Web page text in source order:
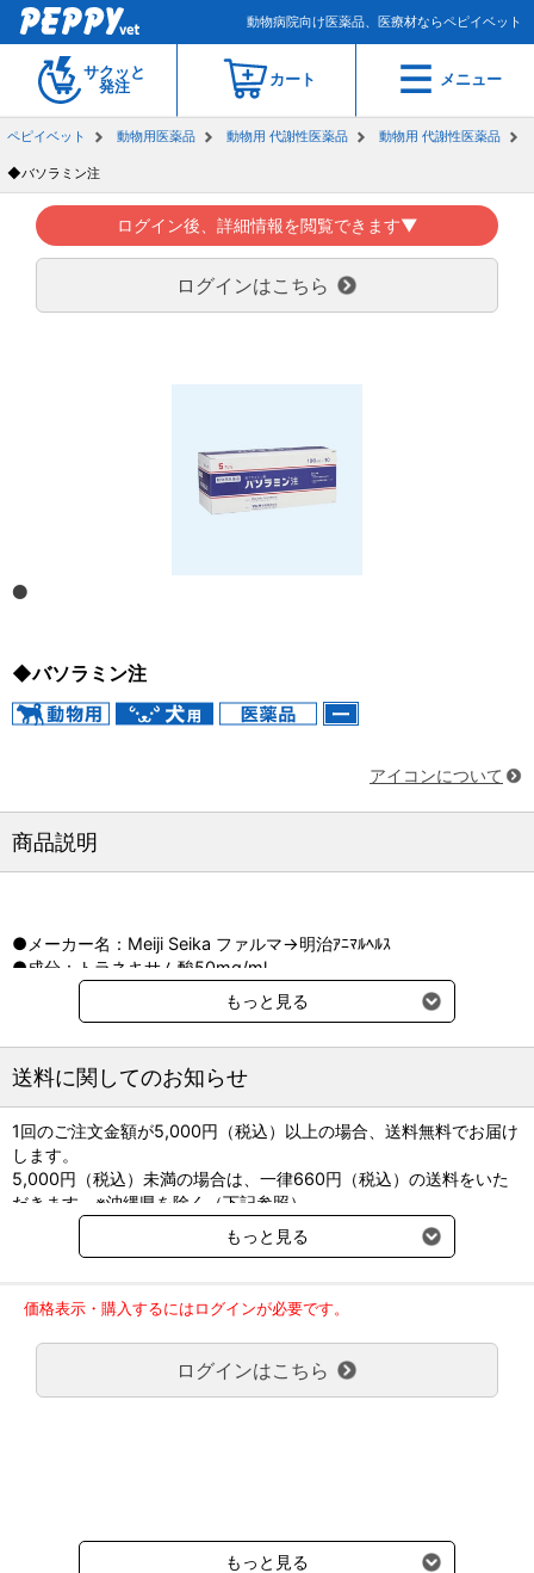
動物病院向け医薬品、医療材ならペピイベット
サクッと
発注
カート メニュー
ペピイベット 動物用医薬品 動物用 代謝性医薬品 動物用 代謝性医薬品
◆バソラミン注
ログイン後、詳細情報を閲覧できます▼
ログインはこちら
◆バソラミン注
アイコンについて
商品説明
●メーカー名：Meiji Seika ファルマ→明治ｱﾆﾏﾙﾍﾙｽ
●成分：トラネキサム酸50mg/ml
もっと見る
送料に関してのお知らせ
1回のご注文金額が5,000円（税込）以上の場合、送料無料でお届け
します。
5,000円（税込）未満の場合は、一律660円（税込）の送料をいた
だきます。※沖縄県を除く（下記参照）
※2017年11月14日（火）より沖縄県へのお届けにつきましては、1
回のご注文金額（税込）が、30,000円以上で配送無料となります。
ご了承のほどよろしくお願い致します。
弊社都合でお届けが２回以上に分かれる場合の送料負担は、１回分
のみで新たな送料は発生しません。
大型商品送料が必要な商品をご注文の場合は、大型商品送料のみご
負担頂きます。
受けます。
もっと見る
価格表示・購入するにはログインが必要です。
ログインはこちら
もっと見る